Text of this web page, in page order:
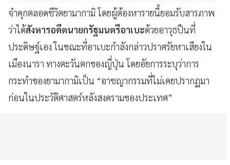
จำคุกตลอดชีวิตยามากามิ โดยผู้ต้องหารายนี้ยอมรับสารภาพ
ว่าได้สังหารอดีตนายกรัฐมนตรีอาเบะด้วยอาวุธปืนที่
ประดิษฐ์เอง ในขณะที่อาเบะกำลังกล่าวปราศรัยหาเสียงใน
เมืองนารา ทางตะวันตกของญี่ปุ่น โดยอัยการระบุว่าการ
กระทำของยามากามิเป็น “อาชญากรรมที่ไม่เคยปรากฏมา
ก่อนในประวัติศาสตร์หลังสงครามของประเทศ”